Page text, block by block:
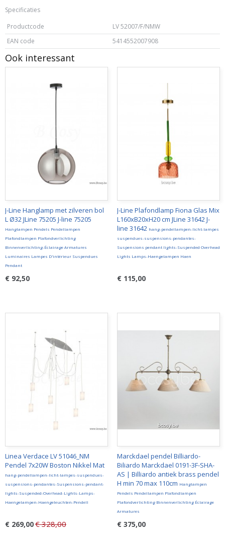
Specificaties
Productcode
LV 52007/F/NMW
EAN code
5414552007908
Ook interessant
J-Line Hanglamp met zilveren bol
L Ø32 JLine 75205 J-line 75205
Hanglampen Pendels Pendellampen
Plafondlampen Plafondverlichting
Binnenverlichting-Éclairage Armatures
Luminaires Lampes D'intérieur Suspendues
Pendant
€ 92,50
J-Line Plafondlamp Fiona Glas Mix
L160xB20xH20 cm JLine 31642 J-
line 31642 hang-pendellampen-licht-lampes
suspendues-suspensions-pendantes-
Suspensions pendant lights-Suspended Overhead
Lights Lamps-Haengelampen Haen
€ 115,00
Linea Verdace LV 51046_NM
Pendel 7x20W Boston Nikkel Mat
hang-pendellampen-licht-lampes-suspendues-
suspensions-pendantes-Suspensions-pendant-
lights-Suspended-Overhead-Lights-Lamps-
Haengelampen-Haengeleuchten-Pendell
€ 269,00€ 328,00
Marckdael pendel Billiardo-
Biliardo Marckdael 0191-3F-SHA-
AS | Billiardo antiek brass pendel
H min 70 max 110cm Hanglampen
Pendels Pendellampen Plafondlampen
Plafondverlichting Binnenverlichting Éclairage
Armatures
€ 375,00